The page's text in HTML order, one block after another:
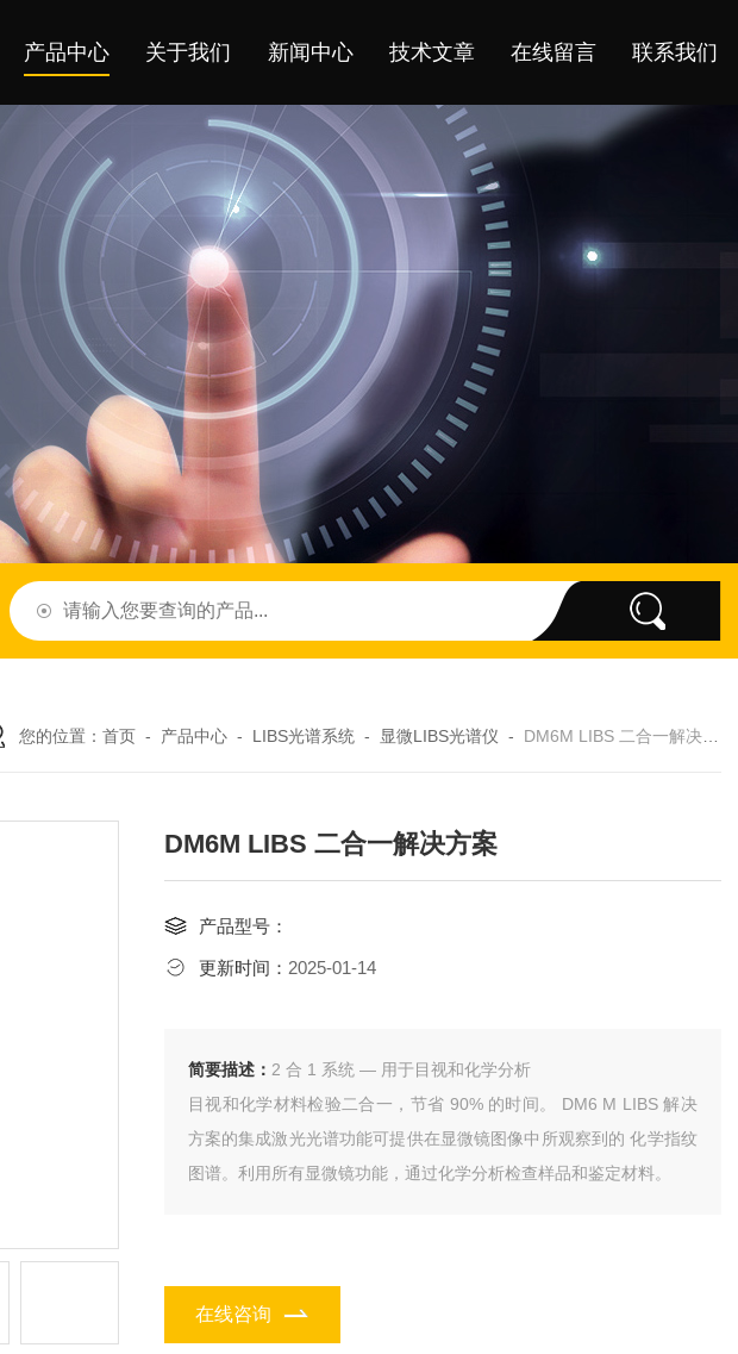
产品中心 关于我们 新闻中心 技术文章 在线留言 联系我们
您的位置： 首页- 产品中心- LIBS光谱系统- 显微LIBS光谱仪 - DM6M LIBS 二合一解决方案
DM6M LIBS 二合一解决方案
产品型号：
更新时间： 2025-01-14
简要描述： 2 合 1 系统 — 用于目视和化学分析
目视和化学材料检验二合一，节省 90% 的时间。 DM6 M LIBS 解决
方案的集成激光光谱功能可提供在显微镜图像中所观察到的 化学指纹
图谱。利用所有显微镜功能，通过化学分析检查样品和鉴定材料。
在线咨询